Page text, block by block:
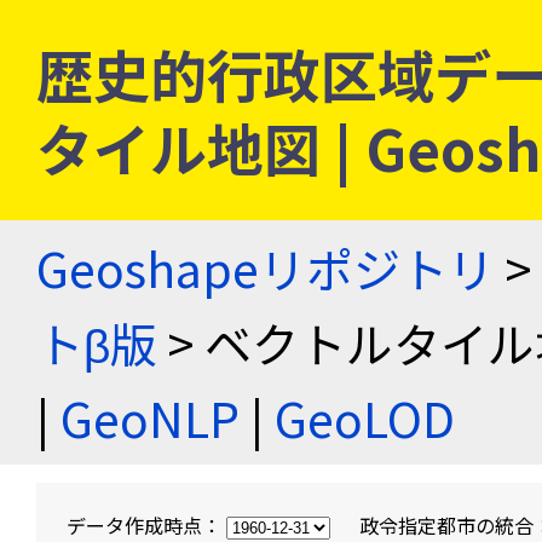
歴史的行政区域デ
タイル地図 |
Geoshapeリポジトリ >
トβ版 > ベクトルタイ
| GeoNLP | GeoLOD
データ作成時点： 政令指定都市の統